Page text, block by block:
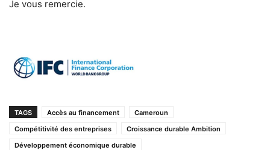
Je vous remercie.
TAGS Accès au financement
Cameroun
Compétitivité des entreprises
Croissance durable Ambition
Développement économique durable